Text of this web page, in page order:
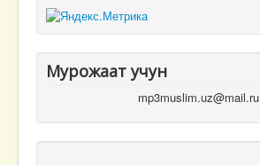
Мурожаат учун
mp3muslim.uz@mail.ru